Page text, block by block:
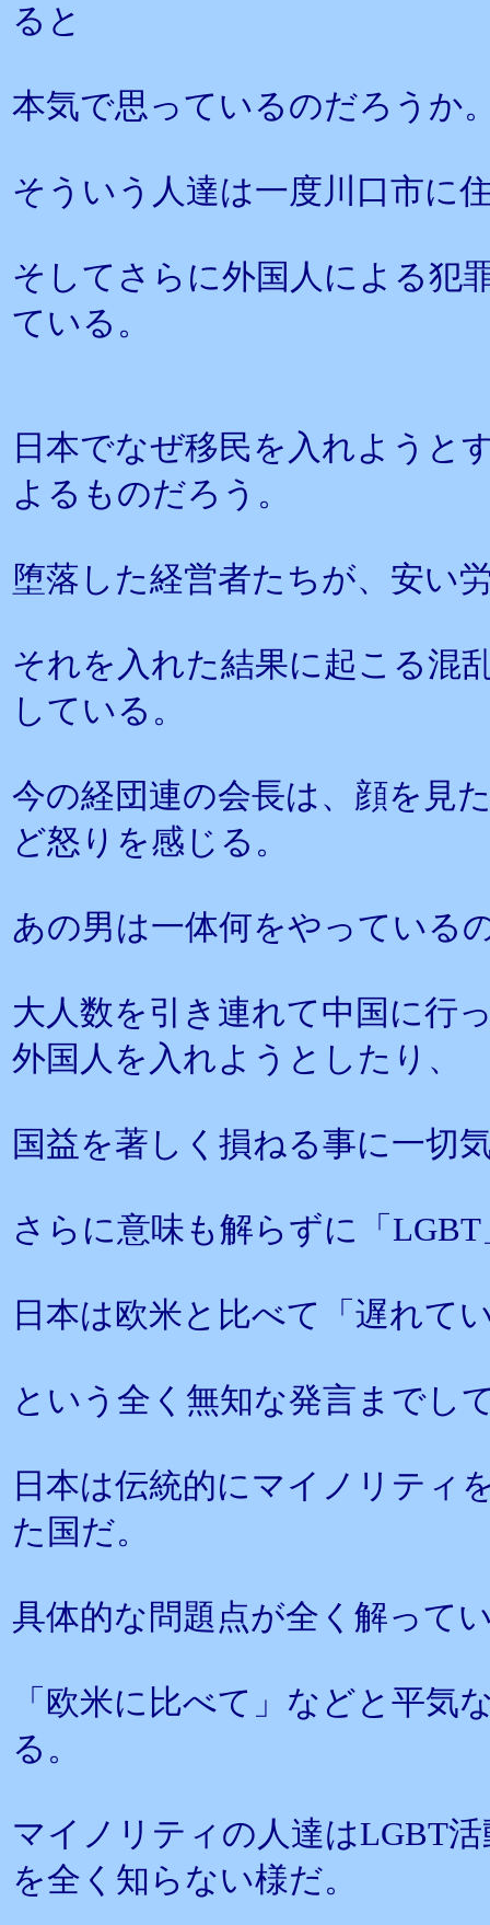
ると
本気で思っているのだろうか
そういう人達は一度川口市に
そしてさらに外国人による犯
ている。
日本でなぜ移民を入れようと
よるものだろう。
堕落した経営者たちが、安い
それを入れた結果に起こる混
している。
今の経団連の会長は、顔を見
ど怒りを感じる。
あの男は一体何をやっている
大人数を引き連れて中国に行
外国人を入れようとしたり、
国益を著しく損ねる事に一切
さらに意味も解らずに「
日本は欧米と比べて「遅れて
という全く無知な発言までし
日本は伝統的にマイノリティ
た国だ。
具体的な問題点が全く解って
「欧米に比べて」などと平気
る。
マイノリティの人達はLGBT
を全く知らない様だ。